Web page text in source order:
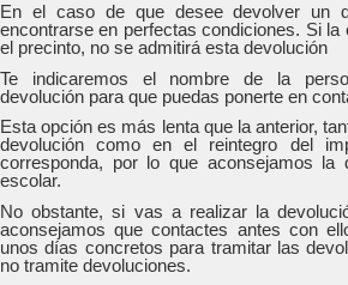
En el caso de que desee devolver un
encontrarse en perfectas condiciones. Si
el precinto, no se admitirá esta devolución
Te indicaremos el nombre de la
devolución para que puedas ponerte en
Esta opción es más lenta que la anterior,
devolución como en el reintegro del
corresponda, por lo que aconsejamos la
escolar.
No obstante, si vas a realizar la
aconsejamos que contactes antes con
unos días concretos para tramitar las
no tramite devoluciones.